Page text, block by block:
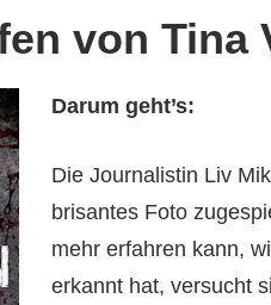
von Tina
Darum geht’s:
Die Journalistin Liv
brisantes Foto
mehr erfahren kann,
erkannt hat, versucht